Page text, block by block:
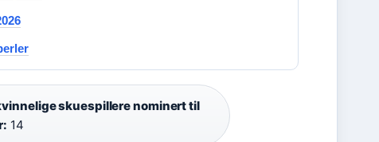
skuespillere nominert til
14